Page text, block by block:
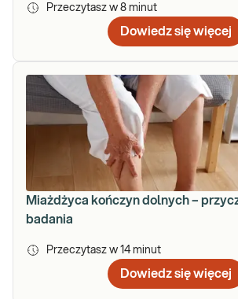
Przeczytasz w 8 minut
Dowiedz się więcej
Miażdżyca kończyn dolnych –
badania
Przeczytasz w 14 minut
Dowiedz się więcej